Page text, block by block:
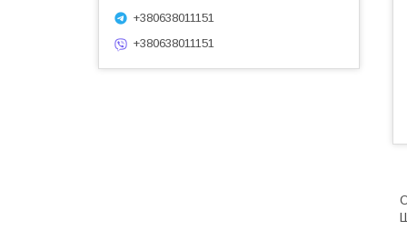
+380638011151
+380638011151